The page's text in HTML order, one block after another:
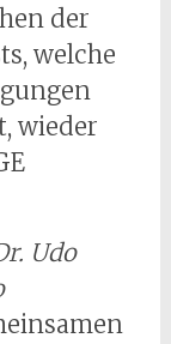
der
welche
wieder
Udo